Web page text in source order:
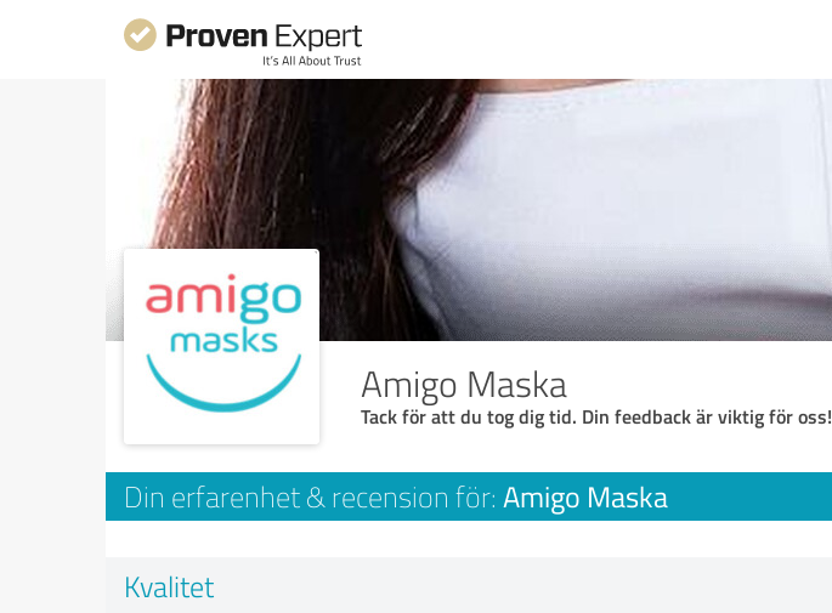
Amigo Maska
Tack för att du tog dig tid. Din feedback är viktig för oss!
Din erfarenhet & recension för: Amigo Maska
Kvalitet